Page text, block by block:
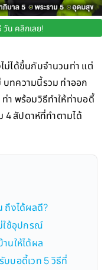
วัน คลิกเลย!
ม่ได้ขึ้นกับจำนวนท่า แต่
ทความนี้รวม ท่าออก
า พร้อมวิธีทำให้ท่าบอดี้
4 สัปดาห์ที่ทำตามได้
ถึงได้ผลดี?
ใช้อุปกรณ์
นให้ได้ผล
บอดี้เวท 5 วิธีที่